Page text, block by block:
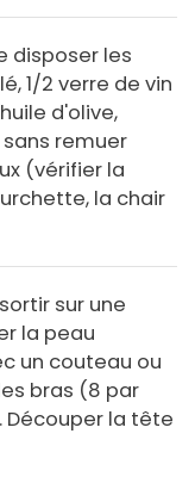
disposer les
1/2 verre de vin
d'olive,
remuer
(vérifier la
la chair
sur une
la peau
un couteau ou
bras (8 par
Découper la tête